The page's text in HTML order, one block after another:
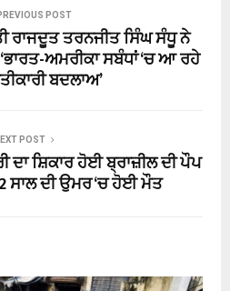
POST
ਰਾਜਦੂਤ ਤਰਨਜੀਤ ਸਿੰਘ ਸੰਧੂ ਨੇ
ਅਮਰੀਕਾ ਸਬੰਧਾਂ ‘ਚ ਆ ਰਹੇ
ਬਦਲਾਅ’
POST
ਸ਼ਿਕਾਰ ਹੋਈ ਬ੍ਰਾਜ਼ੀਲ ਦੀ ਪੌਪ
ਸਾਲ ਦੀ ਉਮਰ ‘ਚ ਹੋਈ ਮੌਤ